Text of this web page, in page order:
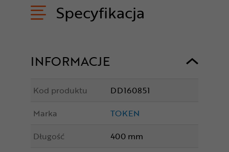
Specyfikacja
INFORMACJE
Kod produktu
DD160851
Marka
TOKEN
Długość
400 mm